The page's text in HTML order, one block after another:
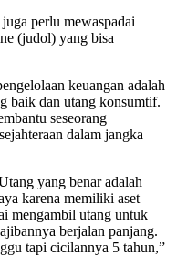
perlu mewaspadai
(judol) yang bisa
keuangan adalah
baik dan utang konsumtif.
seseorang
dalam jangka
yang benar adalah
karena memiliki aset
mengambil utang untuk
berjalan panjang.
tapi cicilannya 5 tahun,”